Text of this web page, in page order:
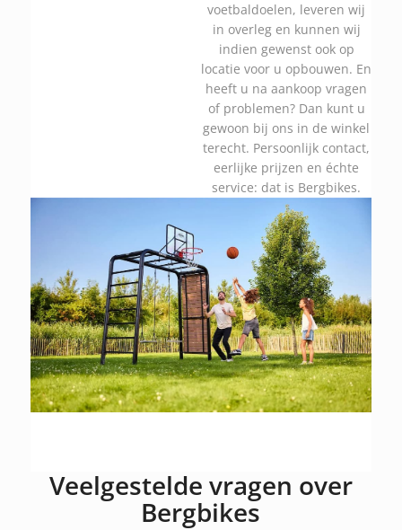
voetbaldoelen, leveren wij
in overleg en kunnen wij
indien gewenst ook op
locatie voor u opbouwen. En
heeft u na aankoop vragen
of problemen? Dan kunt u
gewoon bij ons in de winkel
terecht. Persoonlijk contact,
eerlijke prijzen en échte
service: dat is Bergbikes.
Veelgestelde vragen over
Bergbikes